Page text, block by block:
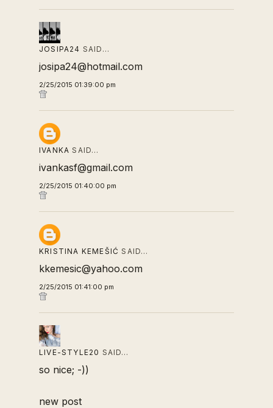
JOSIPA24 SAID…
josipa24@hotmail.com
2/25/2015 01:39:00 pm
IVANKA SAID…
ivankasf@gmail.com
2/25/2015 01:40:00 pm
KRISTINA KEMEŠIĆ SAID…
kkemesic@yahoo.com
2/25/2015 01:41:00 pm
LIVE-STYLE20 SAID…
so nice; -))
new post